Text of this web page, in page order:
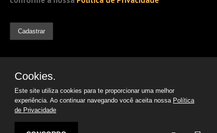
© 2019 Jorge Gomes
Advogados. Direitos Reservados
Cookies.
Este site utiliza cookies para te proporcionar uma melhor
experiência. Ao continuar navegando você aceita nossa Política
de Privacidade